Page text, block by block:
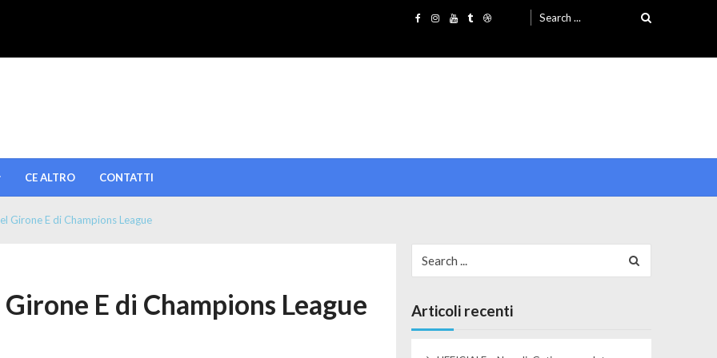
Search for:
CE ALTRO CONTATTI
Girone E di Champions League
E di Champions League Articoli recenti